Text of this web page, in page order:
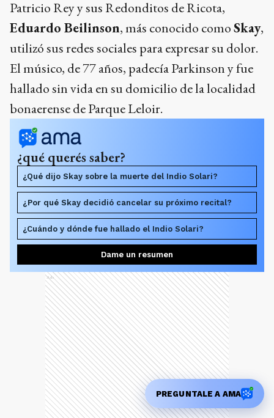
Patricio Rey y sus Redonditos de Ricota,
Eduardo Beilinson, más conocido comoSkay,
utilizó sus redes sociales para expresar su dolor.
El músico, de 77 años, padecía Parkinson y fue
hallado sin vida en su domicilio de la localidad
bonaerense de Parque Leloir.
¿qué querés saber?
¿Qué dijo Skay sobre la muerte del Indio Solari?
¿Por qué Skay decidió cancelar su próximo recital?
¿Cuándo y dónde fue hallado el Indio Solari?
Dame un resumen
Ads
PREGUNTALE A AMA